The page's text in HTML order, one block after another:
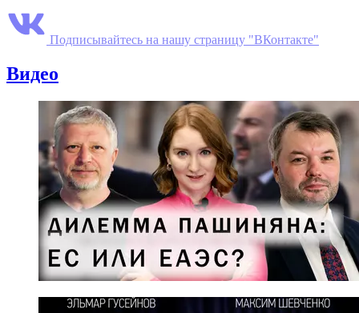
Подписывайтесь на нашу страницу "ВКонтакте"
Видео